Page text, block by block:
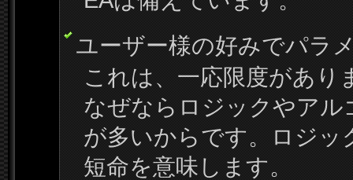
ユーザー様の好みでパラ
これは、一応限度があり
なぜならロジックやアル
が多いからです。ロジ
短命を意味します。